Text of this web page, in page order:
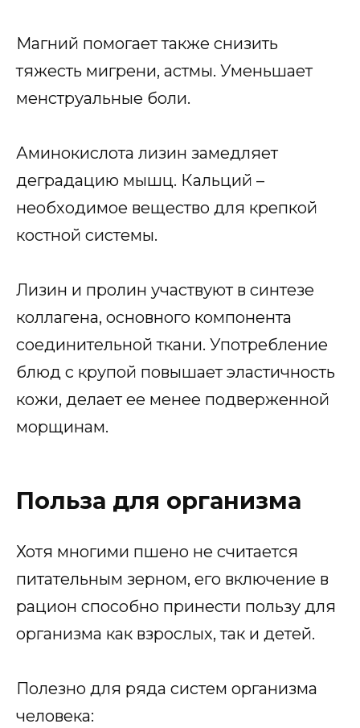
Магний помогает также снизить
тяжесть мигрени, астмы. Уменьшает
менструальные боли.
Аминокислота лизин замедляет
деградацию мышц. Кальций –
необходимое вещество для крепкой
костной системы.
Лизин и пролин участвуют в синтезе
коллагена, основного компонента
соединительной ткани. Употребление
блюд с крупой повышает эластичность
кожи, делает ее менее подверженной
морщинам.
Польза для организма
Хотя многими пшено не считается
питательным зерном, его включение в
рацион способно принести пользу для
организма как взрослых, так и детей.
Полезно для ряда систем организма
человека: